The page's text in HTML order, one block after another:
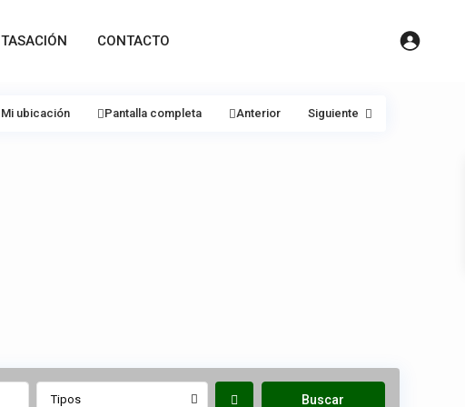
TASACIÓN CONTACTO
Mi ubicación Pantalla completa Anterior Siguiente
Tipos